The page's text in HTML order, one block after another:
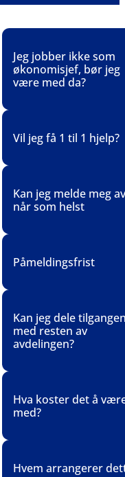
Jeg jobber ikke som
økonomisjef, bør jeg
være med da?
noen å sparre fag
Vil jeg få 1 til 1 hjelp?
å stille
spørsmål/
utfordringene og ved
problemstillinger.
Kan jeg melde meg
når som helst
dette ikke er noe for
så kan du melde deg
Det betales for t.o.m
Påmeldingsfrist
fortløpende.
Abonnementet løper
neste samling.
Kan jeg dele
med resten av
avdelingen?
personlig, og du kan
overføre plassen din
gjelder 1 person.
Hva koster det å
med?
Hvem arrangerer